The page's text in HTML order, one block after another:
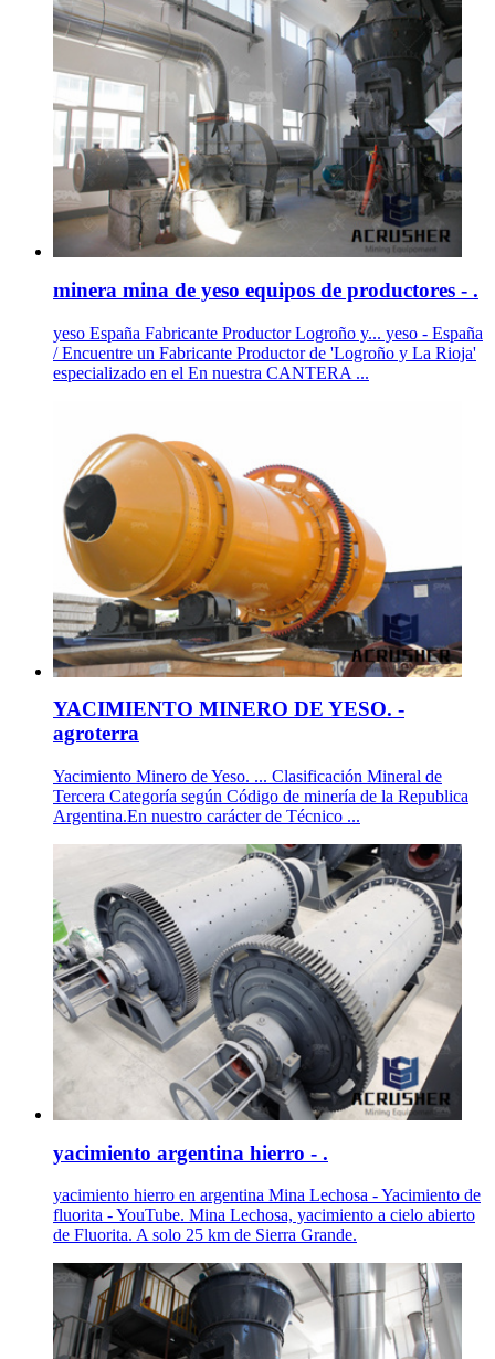
minera mina de yeso equipos de productores - .
yeso España Fabricante Productor Logroño y... yeso - España
/ Encuentre un Fabricante Productor de 'Logroño y La Rioja'
especializado en el En nuestra CANTERA ...
YACIMIENTO MINERO DE YESO. -
agroterra
Yacimiento Minero de Yeso. ... Clasificación Mineral de
Tercera Categoría según Código de minería de la Republica
Argentina.En nuestro carácter de Técnico ...
yacimiento argentina hierro - .
yacimiento hierro en argentina Mina Lechosa - Yacimiento de
fluorita - YouTube. Mina Lechosa, yacimiento a cielo abierto
de Fluorita. A solo 25 km de Sierra Grande.